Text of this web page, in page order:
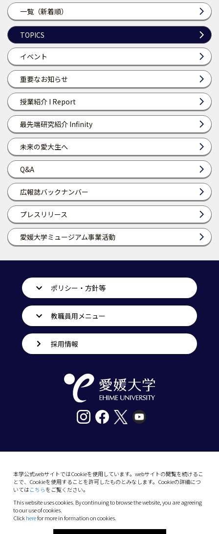
一覧（新着順）
TOPICS
イベント
重要なお知らせ
授業紹介 I Report
最先端研究紹介 Infinity
未来の愛大生へ
Q&A
広報誌バックナンバー
プレスリリース
愛媛大学ミュージアム事業活動
本学公式webサイトではCookieを使用しています。webサイトの閲覧を続けるこ
とで、Cookieを使用することを許可したものとみなします。Cookieの詳細につ
いてはこちらをご覧ください。
This website uses cookies. By continuing to browse the website, you are agreeing
to our use of cookies.
Clickherefor more in formation on cookies.
ポリシー・方針等
教職員用メニュー
採用情報
10-13 Dogo-Himata, Matsuyama, Ehime 790-
Phone: +81 89-927-9000